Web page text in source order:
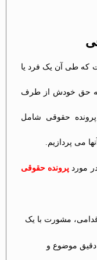
که طی آن یک فرد یا
به حق خودش از طرف
حقوقی شامل
می پردازیم.
مورد پرونده حقوقی
مشورت با یک
موضوع و